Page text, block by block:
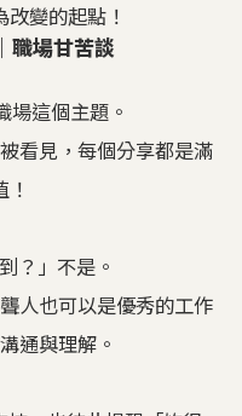
變的起點！
職場甘苦談
場這個主題。
看見，每個分享都是滿
？」不是。
人也可以是優秀的工作
通與理解。